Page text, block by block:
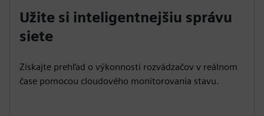
Užite si inteligentnejšiu správu
siete
Získajte prehľad o výkonnosti rozvádzačov v reálnom
čase pomocou cloudového monitorovania stavu.